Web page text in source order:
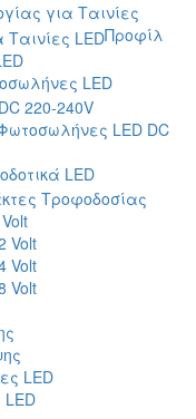
για Ταινίες
Προφίλ
LED
220-240V
LED DC
LED
Τροφοδοσίας
Volt
Volt
Volt
LED
LED